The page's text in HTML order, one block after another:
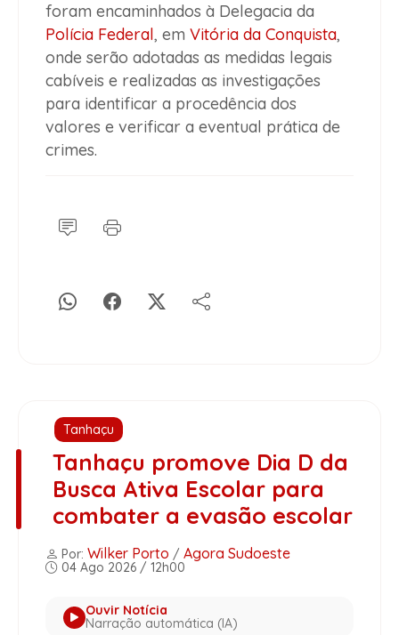
foram encaminhados à Delegacia da
Polícia Federal, em Vitória da Conquista,
onde serão adotadas as medidas legais
cabíveis e realizadas as investigações
para identificar a procedência dos
valores e verificar a eventual prática de
crimes.
Tanhaçu
Tanhaçu promove Dia D da
Busca Ativa Escolar para
combater a evasão escolar
Por: Wilker Porto / Agora Sudoeste
04 Ago 2026 / 12h00
Ouvir Notícia
Narração automática (IA)